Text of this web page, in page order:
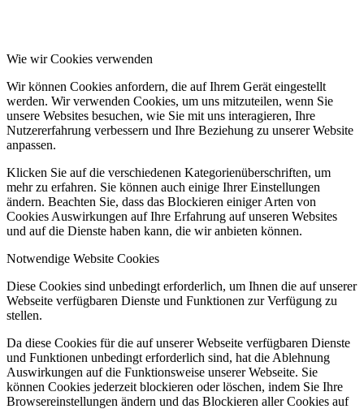
Wie wir Cookies verwenden
Wir können Cookies anfordern, die auf Ihrem Gerät eingestellt
werden. Wir verwenden Cookies, um uns mitzuteilen, wenn Sie
unsere Websites besuchen, wie Sie mit uns interagieren, Ihre
Nutzererfahrung verbessern und Ihre Beziehung zu unserer Website
anpassen.
Klicken Sie auf die verschiedenen Kategorienüberschriften, um
mehr zu erfahren. Sie können auch einige Ihrer Einstellungen
ändern. Beachten Sie, dass das Blockieren einiger Arten von
Cookies Auswirkungen auf Ihre Erfahrung auf unseren Websites
und auf die Dienste haben kann, die wir anbieten können.
Notwendige Website Cookies
Diese Cookies sind unbedingt erforderlich, um Ihnen die auf unserer
Webseite verfügbaren Dienste und Funktionen zur Verfügung zu
stellen.
Da diese Cookies für die auf unserer Webseite verfügbaren Dienste
und Funktionen unbedingt erforderlich sind, hat die Ablehnung
Auswirkungen auf die Funktionsweise unserer Webseite. Sie
können Cookies jederzeit blockieren oder löschen, indem Sie Ihre
Browsereinstellungen ändern und das Blockieren aller Cookies auf